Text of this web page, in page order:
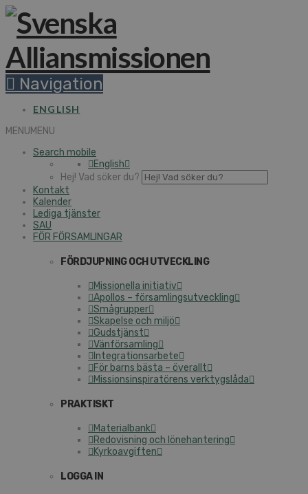
Navigation
ENGLISH
MENUMENU
Search mobile
English
Hej! Vad söker du?
Kontakt
Kalender
Lediga tjänster
SAU
FÖR FÖRSAMLINGAR
FÖRDJUPNING OCH UTVECKLING
Missionella initiativ
Apollos – församlingsutveckling
Smågrupper
Skapelse och miljö
Gudstjänst
Vänförsamling
Integrationsarbete
För barns bästa – överallt
Missionsinspiratörens verktygslåda
PRAKTISKT
Materialbank
Redovisning och lönehantering
Kyrkoavgiften
LOGGA IN